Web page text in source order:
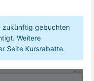
zukünftig gebuchten
Weitere
Seite Kursrabatte.